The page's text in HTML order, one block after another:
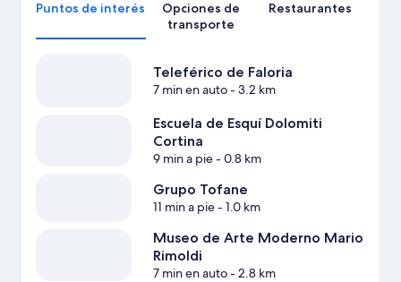
Puntos de interés
Opciones de
transporte
Restaurantes
Teleférico de Faloria
7 min en auto- 3.2 km
Escuela de Esquí Dolomiti
Cortina
9 min a pie- 0.8 km
Grupo Tofane
11 min a pie- 1.0 km
Museo de Arte Moderno Mario
Rimoldi
7 min en auto- 2.8 km